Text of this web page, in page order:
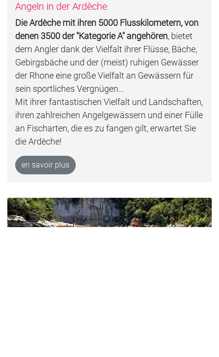
Angeln in der Ardèche
Die Ardèche mit ihren 5000 Flusskilometern, von
denen 3500 der "Kategorie A" angehören, bietet
dem Angler dank der Vielfalt ihrer Flüsse, Bäche,
Gebirgsbäche und der (meist) ruhigen Gewässer
der Rhone eine große Vielfalt an Gewässern für
sein sportliches Vergnügen...
Mit ihrer fantastischen Vielfalt und Landschaften,
ihren zahlreichen Angelgewässern und einer Fülle
an Fischarten, die es zu fangen gilt, erwartet Sie
die Ardèche!
en savoir plus